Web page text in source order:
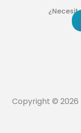
Copyright © 2026